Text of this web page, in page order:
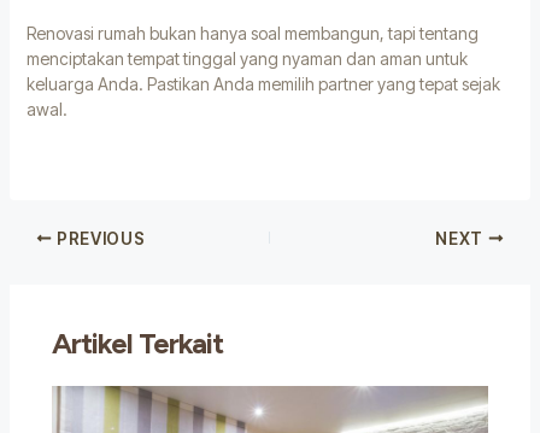
Renovasi rumah bukan hanya soal membangun, tapi tentang
menciptakan tempat tinggal yang nyaman dan aman untuk
keluarga Anda. Pastikan Anda memilih partner yang tepat sejak
awal.
PREVIOUS NEXT
Artikel Terkait